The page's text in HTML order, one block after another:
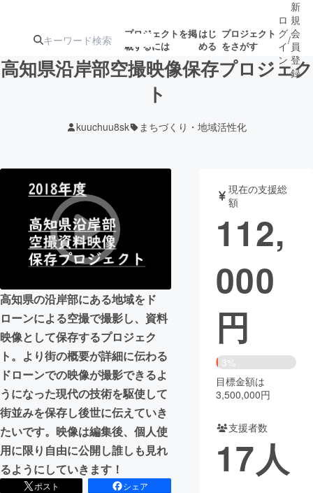
プロジェクトを掲
載するには
はじ
める
プロジェクト
をさがす
ターン
ジェクト
募集終了が近いプ
ロジェクト
アート・写真 音楽
テクノロジー・ガジェット ゲーム・サ
映像・映画
ビジネス・起業
まちづくり・地域活性化
CAMPFIRE for Social Good
CAMPFIRE Creation
CAMPFIREふるさと納税
machi-ya コミュニティ
ロ
グ
イ
ン
/
新
規
会
員
登
録
高知県沿岸部空撮映像保存プロジェク
ト
kuuchuu8sk まちづくり・地域活性化
高知県の沿岸部にある地域をド
ローンによる空撮で撮影し、資料
映像として保存するプロジェク
ト。より街の概要が詳細に伝わる
ドローンでの映像が撮影できるよ
うになった現代の技術を駆使して
街並みを保存し後世に伝えていき
たいです。映像は編集後、個人使
用に限り自由に公開し誰しも見れ
るようにしていきます！
ポスト
シェア
現在の支援総
額
112,
000
円
3%
目標金額は
3,500,000円
支援者数
17人